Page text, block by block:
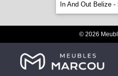
In And Out Belize -
© 2026